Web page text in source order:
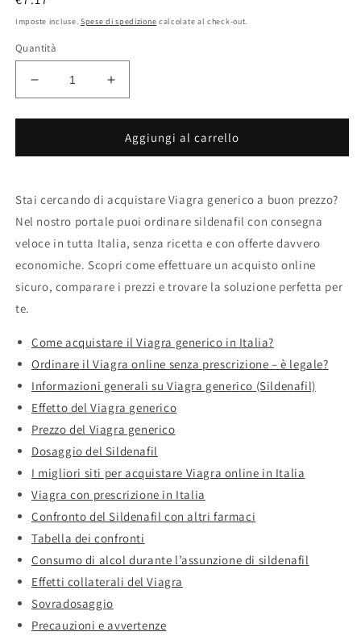
di
Imposte incluse. Spese di spedizione calcolate al check-out.
Quantità
Diminuisci
quantità
per
viagra
rapida
Aumenta
quantità
per
Ordinare
viagra
rapida
Aggiungi al carrello
Stai cercando di acquistare Viagra generico a buon prezzo?
Nel nostro portale puoi ordinare sildenafil con consegna
veloce in tutta Italia, senza ricetta e con offerte davvero
economiche. Scopri come effettuare un acquisto online
sicuro, comparare i prezzi e trovare la soluzione perfetta per
te.
Come acquistare il Viagra generico in Italia?
Ordinare il Viagra online senza prescrizione – è legale?
Informazioni generali su Viagra generico (Sildenafil)
Effetto del Viagra generico
Prezzo del Viagra generico
Dosaggio del Sildenafil
I migliori siti per acquistare Viagra online in Italia
Viagra con prescrizione in Italia
Confronto del Sildenafil con altri farmaci
Tabella dei confronti
Consumo di alcol durante l’assunzione di sildenafil
Effetti collaterali del Viagra
Sovradosaggio
Precauzioni e avvertenze